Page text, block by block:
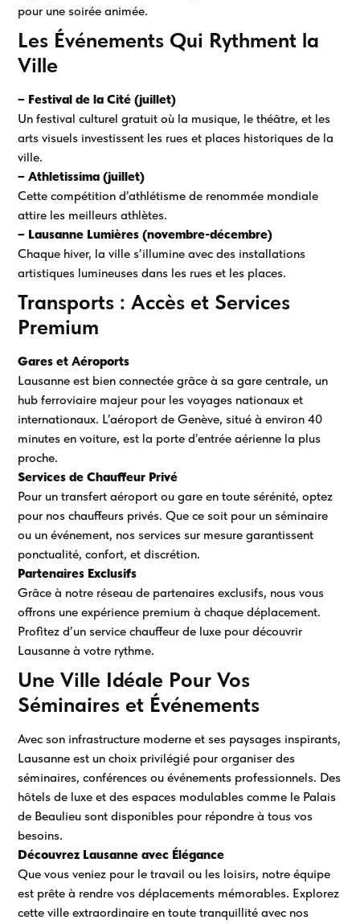
pour une soirée animée.
Les Événements Qui Rythment la
Ville
– Festival de la Cité (juillet)
Un festival culturel gratuit où la musique, le théâtre, et les
arts visuels investissent les rues et places historiques de la
ville.
– Athletissima (juillet)
Cette compétition d’athlétisme de renommée mondiale
attire les meilleurs athlètes.
– Lausanne Lumières (novembre-décembre)
Chaque hiver, la ville s’illumine avec des installations
artistiques lumineuses dans les rues et les places.
Transports : Accès et Services
Premium
Gares et Aéroports
Lausanne est bien connectée grâce à sa gare centrale, un
hub ferroviaire majeur pour les voyages nationaux et
internationaux. L’aéroport de Genève, situé à environ 40
minutes en voiture, est la porte d’entrée aérienne la plus
proche.
Services de Chauffeur Privé
Pour un transfert aéroport ou gare en toute sérénité, optez
pour nos chauffeurs privés. Que ce soit pour un séminaire
ou un événement, nos services sur mesure garantissent
ponctualité, confort, et discrétion.
Partenaires Exclusifs
Grâce à notre réseau de partenaires exclusifs, nous vous
offrons une expérience premium à chaque déplacement.
Profitez d’un service chauffeur de luxe pour découvrir
Lausanne à votre rythme.
Une Ville Idéale Pour Vos
Séminaires et Événements
Avec son infrastructure moderne et ses paysages inspirants,
Lausanne est un choix privilégié pour organiser des
séminaires, conférences ou événements professionnels. Des
hôtels de luxe et des espaces modulables comme le Palais
de Beaulieu sont disponibles pour répondre à tous vos
besoins.
Découvrez Lausanne avec Élégance
Que vous veniez pour le travail ou les loisirs, notre équipe
est prête à rendre vos déplacements mémorables. Explorez
cette ville extraordinaire en toute tranquillité avec nos